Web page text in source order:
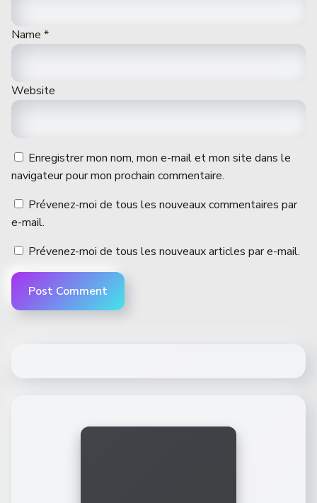
Name *
Website
Enregistrer mon nom, mon e-mail et mon site dans le
navigateur pour mon prochain commentaire.
Prévenez-moi de tous les nouveaux commentaires par
e-mail.
Prévenez-moi de tous les nouveaux articles par e-mail.